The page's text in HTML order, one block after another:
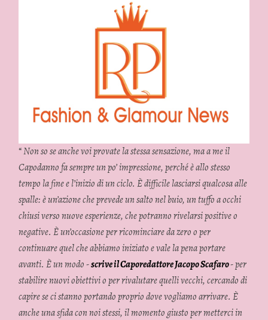
“Non so se anche voi provate la stessa sensazione, ma a me il
Capodanno fa sempre un po’ impressione, perché è allo stesso
tempo la fine e l’inizio di un ciclo. È difficile lasciarsi qualcosa alle
spalle: è un’azione che prevede un salto nel buio, un tuffo a occhi
chiusi verso nuove esperienze, che potranno rivelarsi positive o
negative. È un’occasione per ricominciare da zero o per
continuare quel che abbiamo iniziato e vale la pena portare
avanti. È un modo -scrive il Caporedattore Jacopo Scafaro- per
stabilire nuovi obiettivi o per rivalutare quelli vecchi, cercando di
capire se ci stanno portando proprio dove vogliamo arrivare. È
anche una sfida con noi stessi, il momento giusto per metterci in